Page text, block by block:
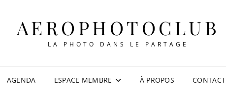
AEROPHOTOCLUB
LA PHOTO DANS LE PARTAGE
AGENDA ESPACE MEMBRE À PROPOS CONTACT